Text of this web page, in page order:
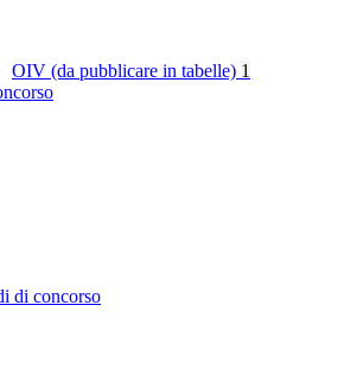
OIV (da pubblicare in tabelle) 1
di concorso